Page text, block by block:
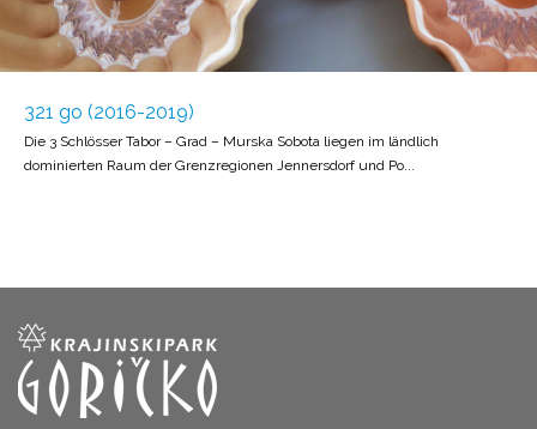
321 go (2016-2019)
Die 3 Schlösser Tabor – Grad – Murska Sobota liegen im ländlich
dominierten Raum der Grenzregionen Jennersdorf und Po...